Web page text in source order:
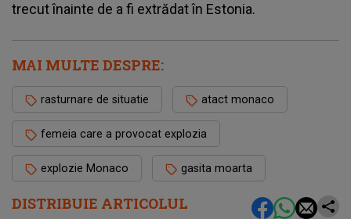
DISTRIBUIE ARTICOLUL
trecut înainte de a fi extrădat în Estonia.
MAI MULTE DESPRE:
rasturnare de situatie atact monaco
femeia care a provocat explozia
explozie Monaco gasita moarta